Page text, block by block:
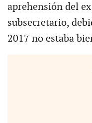
aprehensión del
subsecretario,
2017 no estaba